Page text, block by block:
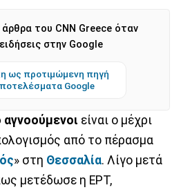
του CNN Greece όταν
στην Google
ως προτιμώμενη πηγή
Google
αγνοούμενοι είναι ο μέχρι
από το πέρασμα
» στη Θεσσαλία. Λίγο μετά
μετέδωσε η ΕΡΤ,